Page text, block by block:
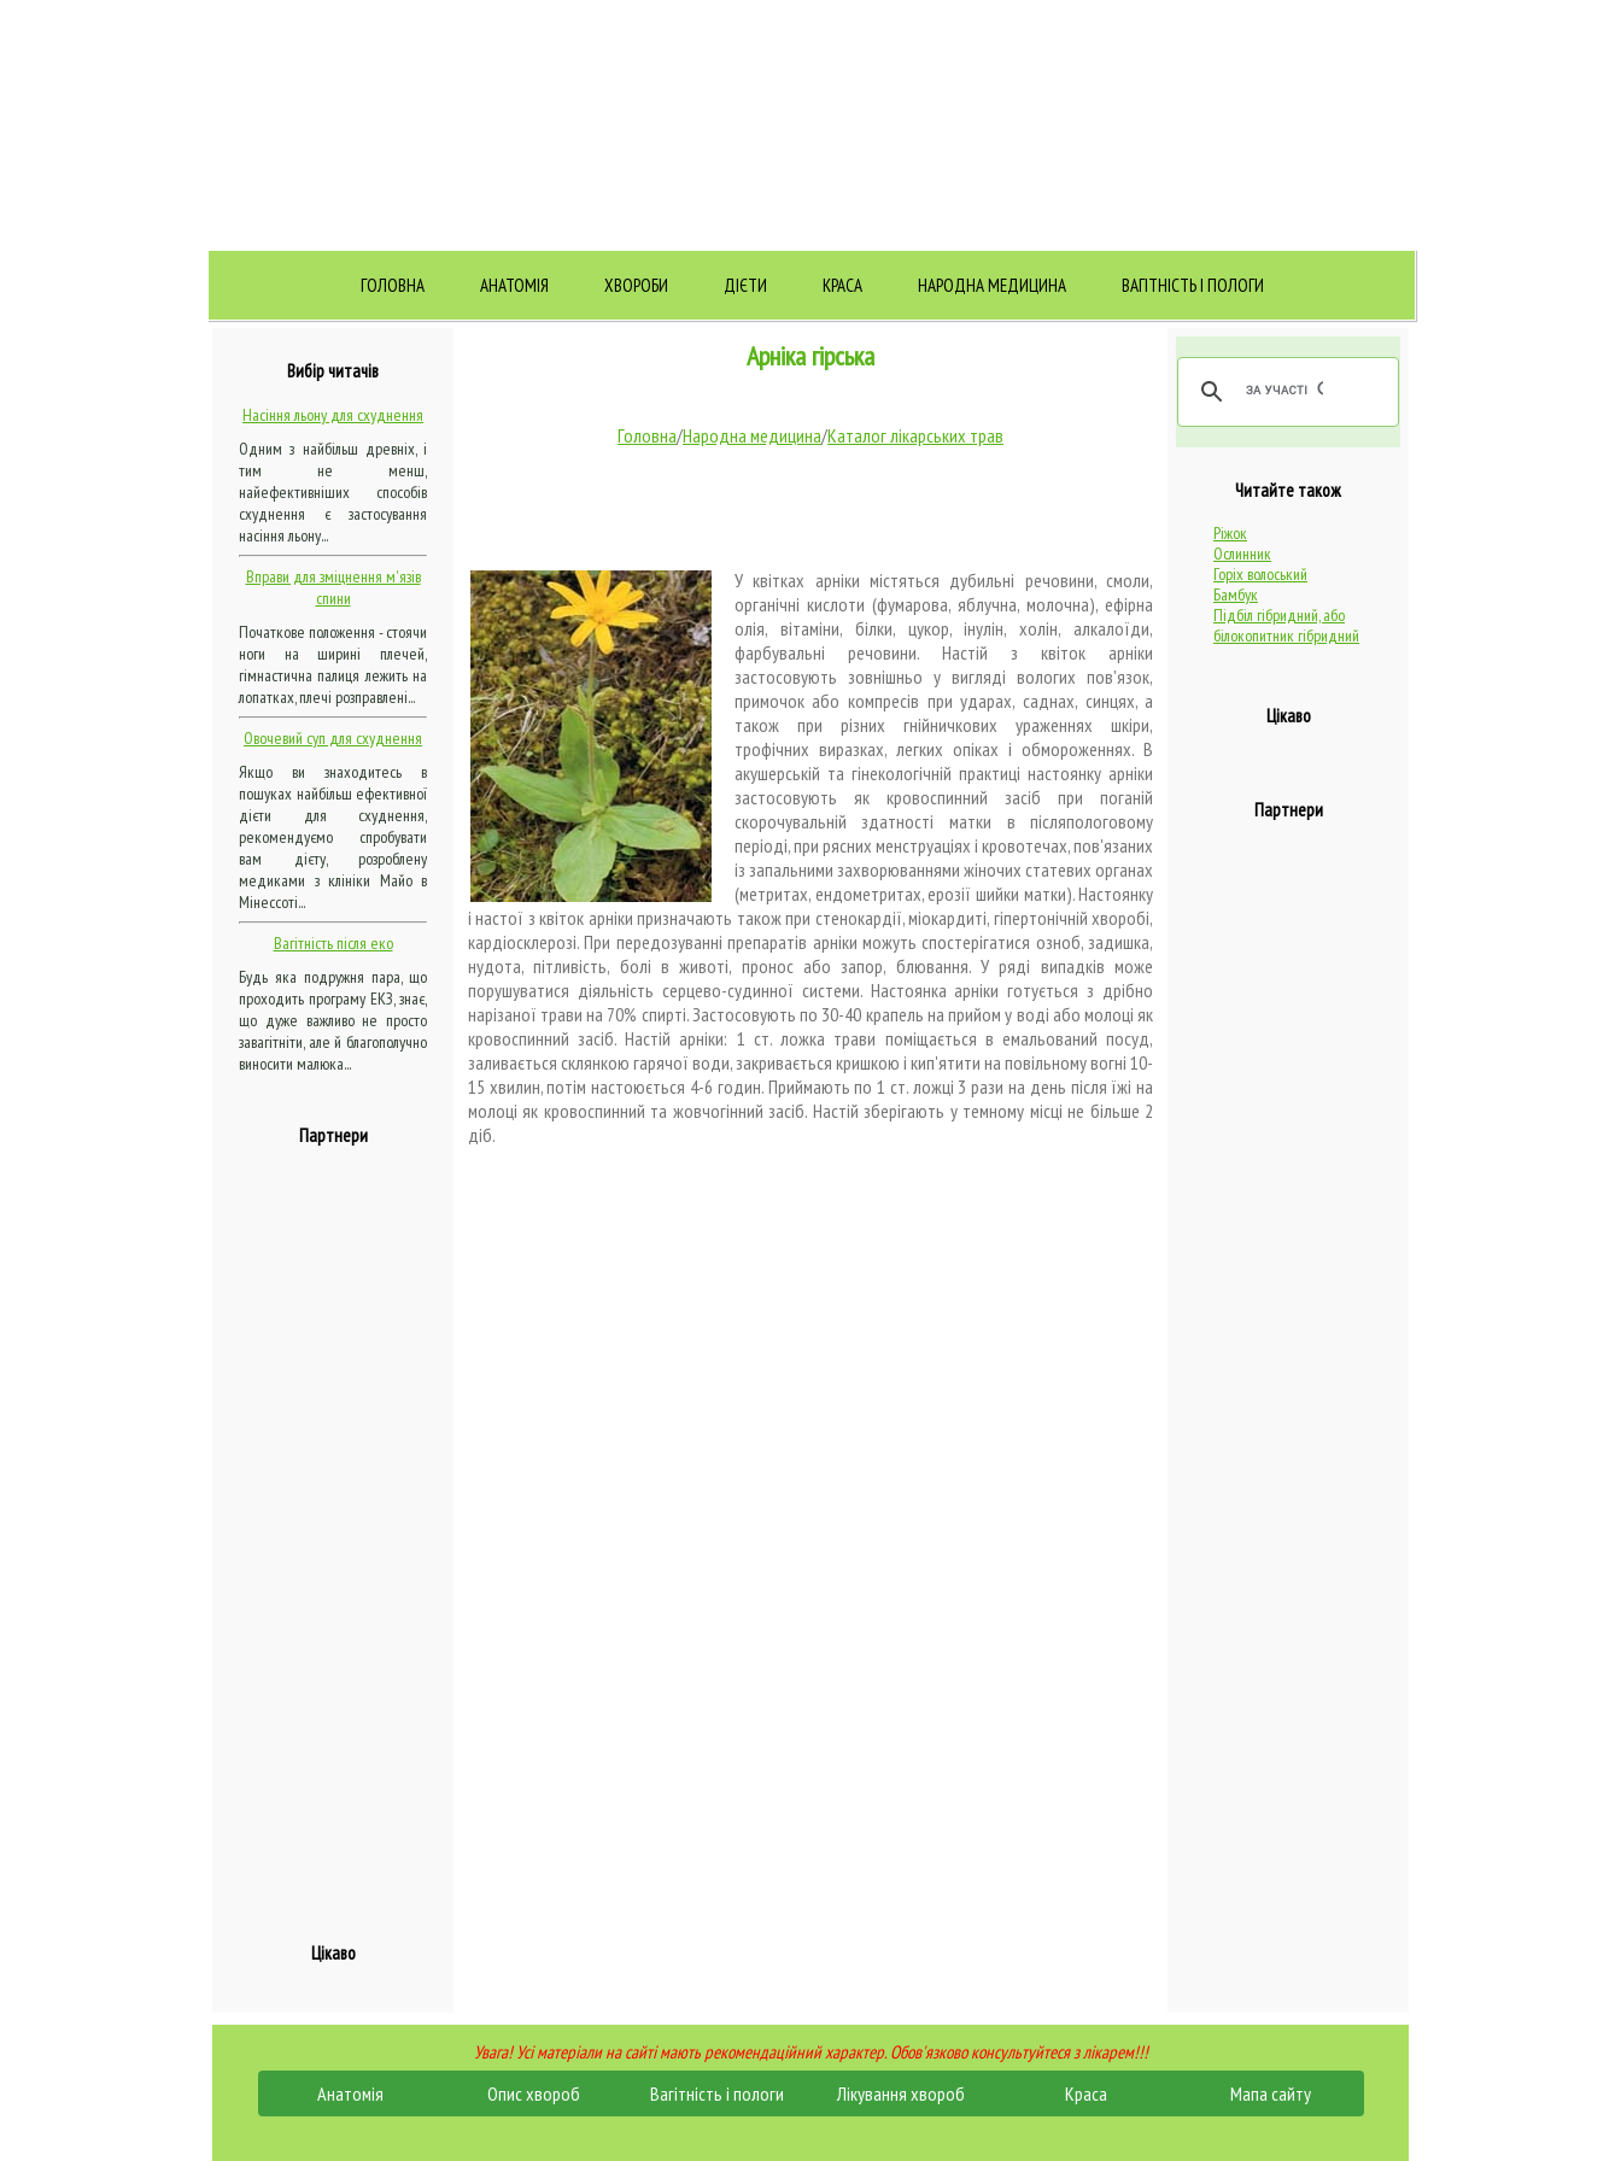
ГОЛОВНА АНАТОМІЯ ХВОРОБИ ДІЄТИ КРАСА НАРОДНА МЕДИЦИНА ВАГІТНІСТЬ І ПОЛОГИ
Вибір читачів
Насіння льону для схуднення
Одним з найбільш древніх, і
тим не менш,
найефективніших способів
схуднення є застосування
насіння льону...
Вправи для зміцнення м'язів
спини
Початкове положення - стоячи
ноги на ширині плечей,
гімнастична палиця лежить на
лопатках, плечі розправлені...
Овочевий суп для схуднення
Якщо ви знаходитесь в
пошуках найбільш ефективної
дієти для схуднення,
рекомендуємо спробувати
вам дієту, розроблену
медиками з клініки Майо в
Мінессоті...
Вагітність після еко
Будь яка подружня пара, що
проходить програму ЕКЗ, знає,
що дуже важливо не просто
завагітніти, але й благополучно
виносити малюка...
Партнери
Цікаво
Арніка гірська
Головна/Народна медицина/Каталог лікарських трав
У квітках арніки містяться дубильні речовини, смоли,
органічні кислоти (фумарова, яблучна, молочна), ефірна
олія, вітаміни, білки, цукор, інулін, холін, алкалоїди,
фарбувальні речовини. Настій з квіток арніки
застосовують зовнішньо у вигляді вологих пов'язок,
примочок або компресів при ударах, саднах, синцях, а
також при різних гнійничкових ураженнях шкіри,
трофічних виразках, легких опіках і обмороженнях. В
акушерській та гінекологічній практиці настоянку арніки
застосовують як кровоспинний засіб при поганій
скорочувальній здатності матки в післяпологовому
періоді, при рясних менструаціях і кровотечах, пов'язаних
із запальними захворюваннями жіночих статевих органах
(метритах, ендометритах, ерозії шийки матки). Настоянку
і настої з квіток арніки призначають також при стенокардії, міокардиті, гіпертонічній хворобі,
кардіосклерозі. При передозуванні препаратів арніки можуть спостерігатися озноб, задишка,
нудота, пітливість, болі в животі, пронос або запор, блювання. У ряді випадків може
порушуватися діяльність серцево-судинної системи. Настоянка арніки готується з дрібно
нарізаної трави на 70% спирті. Застосовують по 30-40 крапель на прийом у воді або молоці як
кровоспинний засіб. Настій арніки: 1 ст. ложка трави поміщається в емальований посуд,
заливається склянкою гарячої води, закривається кришкою і кип'ятити на повільному вогні 10-
15 хвилин, потім настоюється 4-6 годин. Приймають по 1 ст. ложці 3 рази на день після їжі на
молоці як кровоспинний та жовчогінний засіб. Настій зберігають у темному місці не більше 2
діб.
Читайте також
Ріжок
Ослинник
Горіх волоський
Бамбук
Підбіл гібридний, або
білокопитник гібридний
Цікаво
Партнери
Увага! Усі матеріали на сайті мають рекомендаційний характер. Обов'язково консультуйтеся з лікарем!!!
Анатомія Опис хвороб Вагітність і пологи Лікування хвороб Краса Мапа сайту